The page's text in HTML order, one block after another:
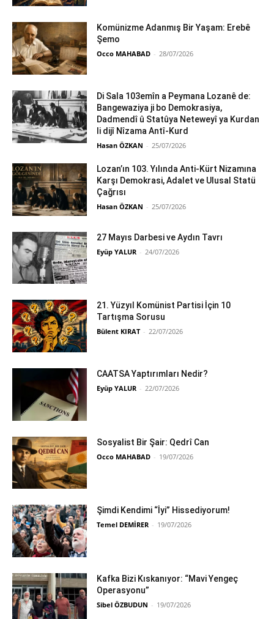
Komünizme Adanmış Bir Yaşam: Erebê
Şemo
Occo MAHABAD - 28/07/2026
Di Sala 103emîn a Peymana Lozanê de:
Bangewaziya ji bo Demokrasiya,
Dadmendî û Statûya Neteweyî ya Kurdan
li dijî Nîzama Antî-Kurd
Hasan ÖZKAN - 25/07/2026
Lozan’ın 103. Yılında Anti-Kürt Nizamına
Karşı Demokrasi, Adalet ve Ulusal Statü
Çağrısı
Hasan ÖZKAN - 25/07/2026
27 Mayıs Darbesi ve Aydın Tavrı
Eyüp YALUR - 24/07/2026
21. Yüzyıl Komünist Partisi İçin 10
Tartışma Sorusu
Bülent KIRAT - 22/07/2026
CAATSA Yaptırımları Nedir?
Eyüp YALUR - 22/07/2026
Sosyalist Bir Şair: Qedrî Can
Occo MAHABAD - 19/07/2026
Şimdi Kendimi “İyi” Hissediyorum!
Temel DEMİRER - 19/07/2026
Kafka Bizi Kıskanıyor: “Mavi Yengeç
Operasyonu”
Sibel ÖZBUDUN - 19/07/2026